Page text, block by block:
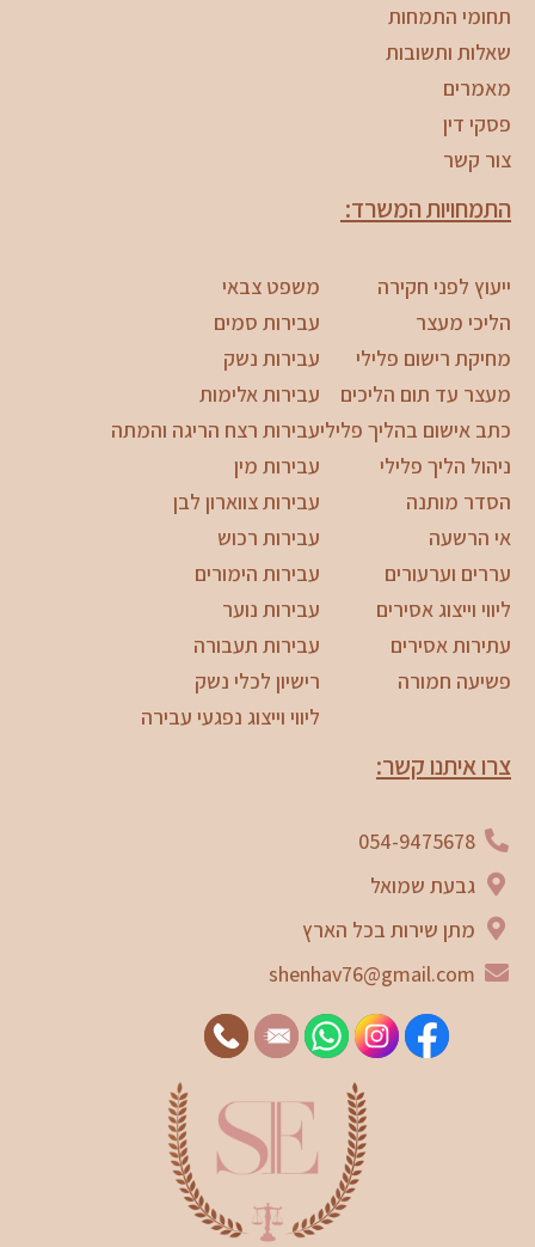
תחומי התמחות
שאלות ותשובות
מאמרים
פסקי דין
צור קשר
התמחויות המשרד:
ייעוץ לפני חקירה
הליכי מעצר
מחיקת רישום פלילי
מעצר עד תום הליכים
כתב אישום בהליך פלילי
ניהול הליך פלילי
הסדר מותנה
אי הרשעה
עררים וערעורים
ליווי וייצוג אסירים
עתירות אסירים
פשיעה חמורה
משפט צבאי
עבירות סמים
עבירות נשק
עבירות אלימות
עבירות רצח הריגה והמתה
עבירות מין
עבירות צווארון לבן
עבירות רכוש
עבירות הימורים
עבירות נוער
עבירות תעבורה
רישיון לכלי נשק
ליווי וייצוג נפגעי עבירה
צרו איתנו קשר:
054-9475678
גבעת שמואל
מתן שירות בכל הארץ
shenhav76@gmail.com